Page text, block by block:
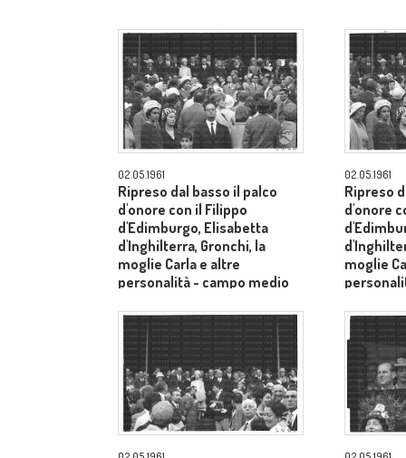
02.05.1961
Ripreso dal basso il palco
d'onore con il Filippo
d'Edimburgo, Elisabetta
d'Inghilterra, Gronchi, la
moglie Carla e altre
personalità - campo medio
02.05.1961
Ripreso
d'onore
moglie